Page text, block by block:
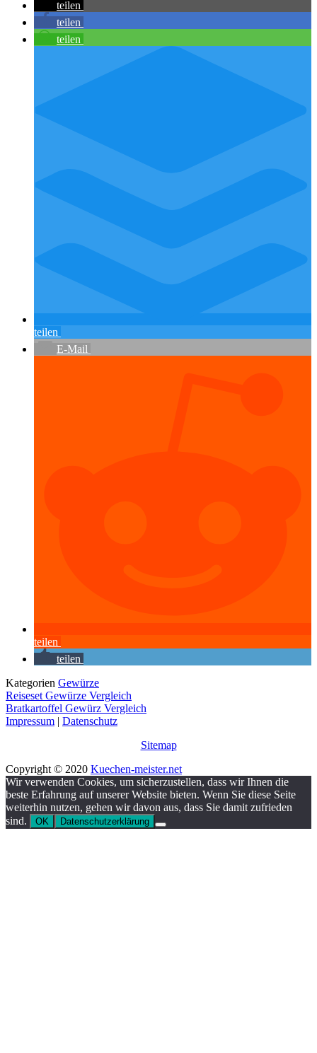
teilen
teilen
teilen
teilen
E-Mail
teilen
teilen
Kategorien Gewürze
Reiseset Gewürze Vergleich
Bratkartoffel Gewürz Vergleich
Impressum | Datenschutz
Sitemap
Copyright © 2020 Kuechen-meister.net
Wir verwenden Cookies, um sicherzustellen, dass wir Ihnen die
beste Erfahrung auf unserer Website bieten. Wenn Sie diese Seite
weiterhin nutzen, gehen wir davon aus, dass Sie damit zufrieden
sind.
OK Datenschutzerklärung